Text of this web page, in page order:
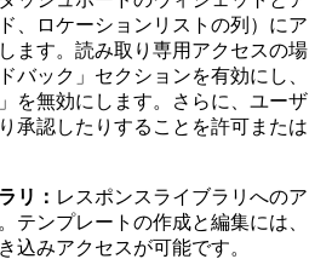
、ロケーションリストの列）にア
ます。読み取り専用アクセスの場
バック」セクションを有効にし、
を無効にします。さらに、ユーザ
承認したりすることを許可または
リ： レスポンスライブラリへのア
テンプレートの作成と編集には、
込みアクセスが可能です。